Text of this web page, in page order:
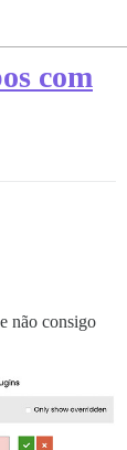
com
não consigo